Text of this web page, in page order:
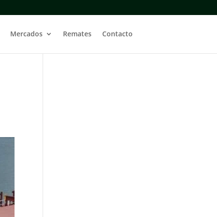
Mercados Remates Contacto